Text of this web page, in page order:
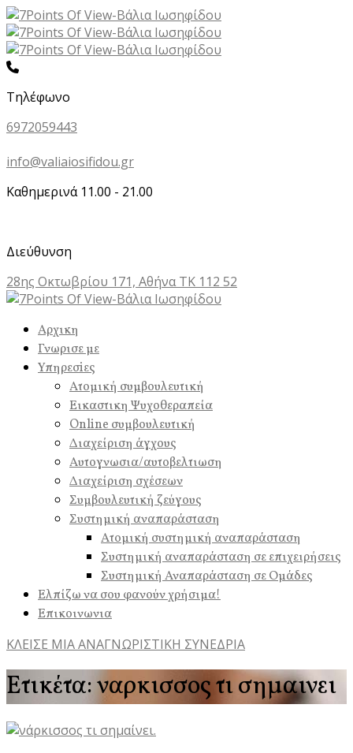
Τηλέφωνο
6972059443
info@valiaiosifidou.gr
Καθημερινά 11.00 - 21.00
Διεύθυνση
28ης Οκτωβρίου 171, Αθήνα ΤΚ 112 52
Αρχικη
Γνωρισε με
Υπηρεσiες
Ατομική συμβουλευτική
Εικαστικη Ψυχοθεραπεία
Online συμβουλευτική
Διαχείριση άγχους
Αυτογνωσια/αυτοβελτιωση
Διαχείριση σχέσεων
Συμβουλευτική ζεύγους
Συστημική αναπαράσταση
Ατομική συστημική αναπαράσταση
Συστημική αναπαράσταση σε επιχειρήσεις
Συστημική Αναπαράσταση σε Ομάδες
Ελπίζω να σου φανούν χρήσιμα!
Επικοινωνια
ΚΛΕΙΣΕ ΜΙΑ ΑΝΑΓΝΩΡΙΣΤΙΚΗ ΣΥΝΕΔΡΙΑ
Ετικέτα:ναρκισσος τι σημαινει